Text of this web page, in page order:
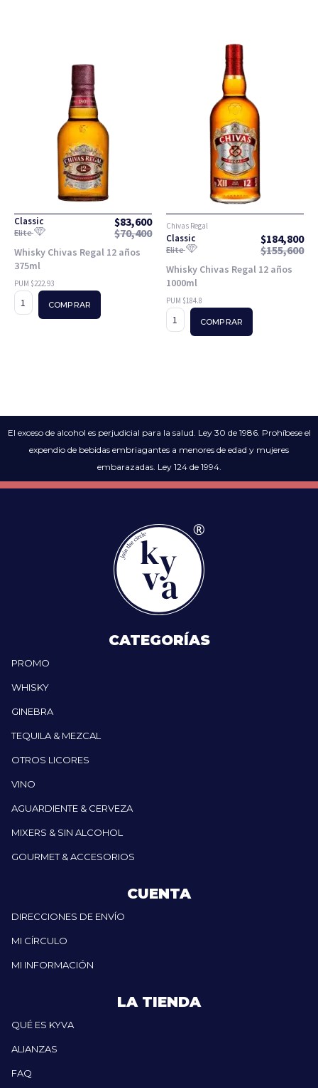
Classic $83,600
Elite $70,400
Whisky Chivas Regal 12 años
375ml
PUM $222.93
COMPRAR
Chivas Regal
Classic $184,800
Elite $155,600
Whisky Chivas Regal 12 años
1000ml
PUM $184.8
COMPRAR
El exceso de alcohol es perjudicial para la salud. Ley 30 de 1986. Prohíbese el
expendio de bebidas embriagantes a menores de edad y mujeres
embarazadas. Ley 124 de 1994.
CATEGORÍAS
PROMO
WHISKY
GINEBRA
TEQUILA & MEZCAL
OTROS LICORES
VINO
AGUARDIENTE & CERVEZA
MIXERS & SIN ALCOHOL
GOURMET & ACCESORIOS
CUENTA
DIRECCIONES DE ENVÍO
MI CÍRCULO
MI INFORMACIÓN
LA TIENDA
QUÉ ES KYVA
ALIANZAS
FAQ